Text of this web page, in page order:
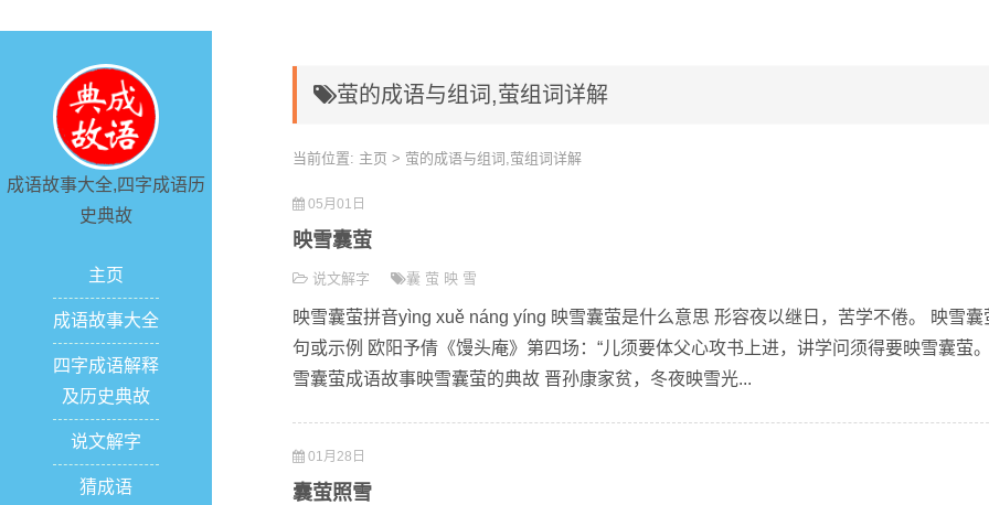
成语故事大全,四字成语历
史典故
主页
成语故事大全
四字成语解释
及历史典故
说文解字
猜成语
萤的成语与组词,萤组词详解
当前位置: 主页 > 萤的成语与组词,萤组词详解
05月01日
映雪囊萤
说文解字 囊 萤 映 雪
映雪囊萤拼音yìng xuě náng yíng 映雪囊萤是什么意思 形容夜以继日，苦学不倦。 映雪囊
句或示例 欧阳予倩《馒头庵》第四场：“儿须要体父心攻书上进，讲学问须得要映雪囊萤
雪囊萤成语故事映雪囊萤的典故 晋孙康家贫，冬夜映雪光...
01月28日
囊萤照雪